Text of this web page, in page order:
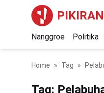
Nanggroe Politika
Home Tag
Tag: